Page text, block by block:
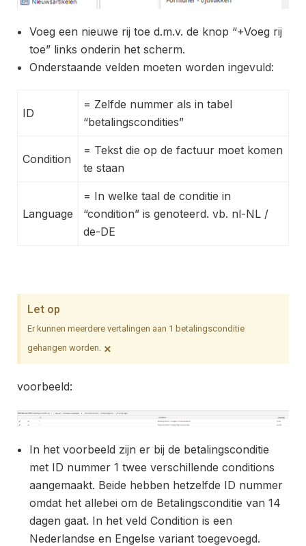
Voeg een nieuwe rij toe d.m.v. de knop “+Voeg rij
toe” links onderin het scherm.
Onderstaande velden moeten worden ingevuld:
ID
= Zelfde nummer als in tabel
“betalingscondities”
Condition
= Tekst die op de factuur moet komen
te staan
Language
= In welke taal de conditie in
“condition” is genoteerd. vb. nl-NL /
de-DE
Let op
Er kunnen meerdere vertalingen aan 1 betalingsconditie
gehangen worden. ×
voorbeeld:
In het voorbeeld zijn er bij de betalingsconditie
met ID nummer 1 twee verschillende conditions
aangemaakt. Beide hebben hetzelfde ID nummer
omdat het allebei om de Betalingsconditie van 14
dagen gaat. In het veld Condition is een
Nederlandse en Engelse variant toegevoegd.